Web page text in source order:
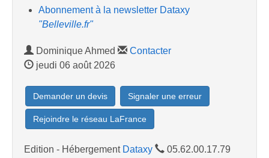
Abonnement à la newsletter Dataxy
"Belleville.fr"
Dominique Ahmed
Contacter
jeudi 06 août 2026
Demander un devis Signaler une erreur
Rejoindre le réseau LaFrance
Edition - Hébergement Dataxy
05.62.00.17.79